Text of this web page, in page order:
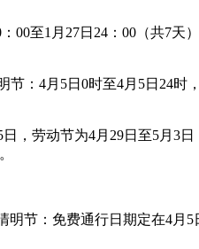
00至1月27日24：00（共7天
：4月5日0时至4月5日24时
，劳动节为4月29日至5月3
节：免费通行日期定在4月